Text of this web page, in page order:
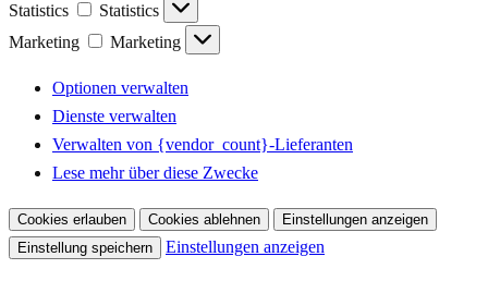
Statistics
Statistics
Marketing
Marketing
Optionen verwalten
Dienste verwalten
Verwalten von {vendor_count}-Lieferanten
Lese mehr über diese Zwecke
Cookies erlauben Cookies ablehnen
Einstellungen anzeigen
Einstellung speichern
Einstellungen anzeigen